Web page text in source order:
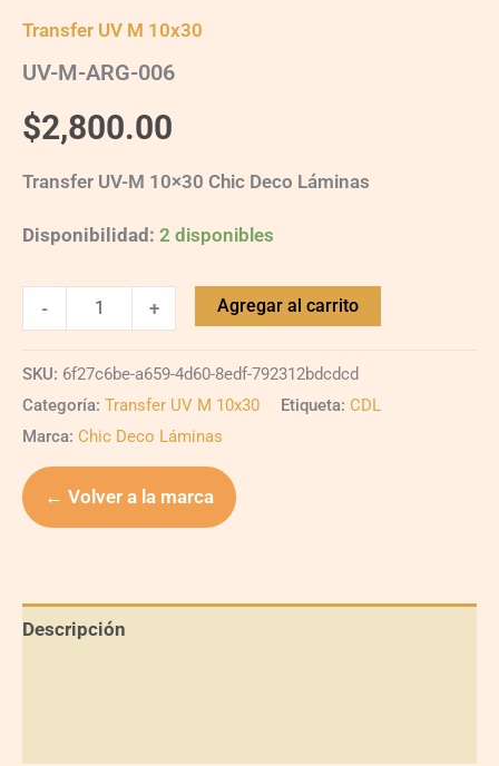
Transfer UV M 10x30
UV-M-ARG-006
$2,800.00
Transfer UV-M 10×30 Chic Deco Láminas
Disponibilidad: 2 disponibles
- + Agregar al carrito
SKU: 6f27c6be-a659-4d60-8edf-792312bdcdcd
Categoría: Transfer UV M 10x30 Etiqueta: CDL
Marca: Chic Deco Láminas
← Volver a la marca
Descripción